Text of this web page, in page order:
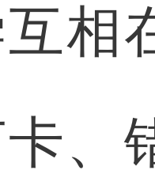
相
、